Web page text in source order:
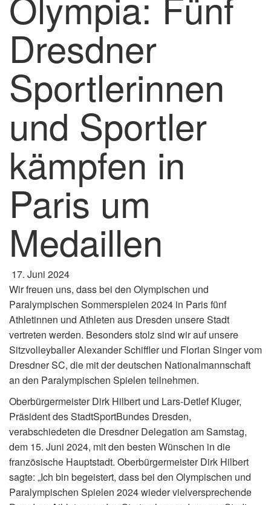
Dresdner
Sportlerinnen
und Sportler
kämpfen in
Paris um
Medaillen
17. Juni 2024
Wir freuen uns, dass bei den Olympischen und
Paralympischen Sommerspielen 2024 in Paris fünf
Athletinnen und Athleten aus Dresden unsere Stadt
vertreten werden. Besonders stolz sind wir auf unsere
Sitzvolleyballer Alexander Schiffler und Florian Singer vom
Dresdner SC, die mit der deutschen Nationalmannschaft
an den Paralympischen Spielen teilnehmen.
Oberbürgermeister Dirk Hilbert und Lars-Detlef Kluger,
Präsident des StadtSportBundes Dresden,
verabschiedeten die Dresdner Delegation am Samstag,
dem 15. Juni 2024, mit den besten Wünschen in die
französische Hauptstadt. Oberbürgermeister Dirk Hilbert
sagte: „Ich bin begeistert, dass bei den Olympischen und
Paralympischen Spielen 2024 wieder vielversprechende